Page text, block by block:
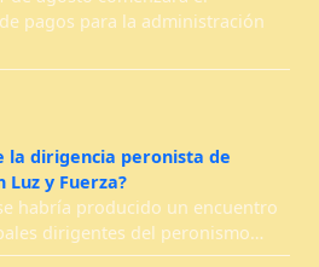
pagos para la administración
la dirigencia peronista de
Luz y Fuerza?
habría producido un encuentro
dirigentes del peronismo…